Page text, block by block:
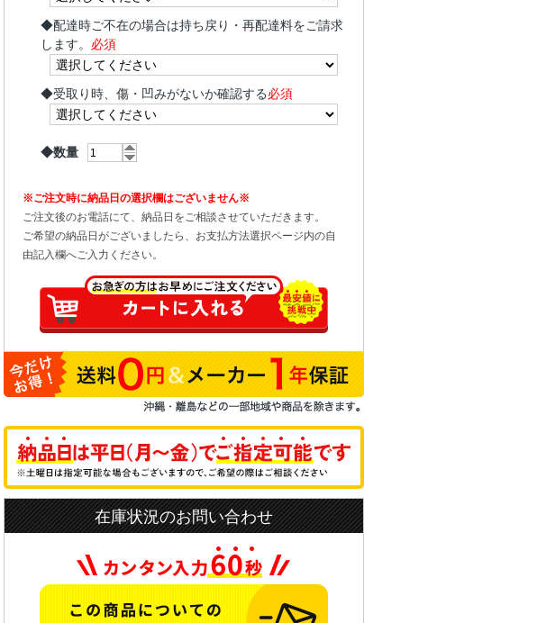
◆配達時ご不在の場合は持ち戻り・再配達料をご請求
します。 必須
◆受取り時、傷・凹みがないか確認する必須
◆数量
※ご注文時に納品日の選択欄はございません※
ご注文後のお電話にて、納品日をご相談させていただきます。
ご希望の納品日がございましたら、お支払方法選択ページ内の自
由記入欄へご入力ください。
在庫状況のお問い合わせ